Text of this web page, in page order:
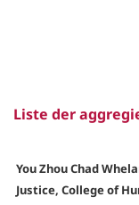
Liste der
You Zhou Chad
Justice, College of